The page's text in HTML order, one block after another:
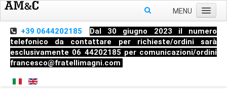
MENU
Home
Chi siamo
Prodotti
Pressione
+39 0644202185
Dal 30 giugno 2023 il numero
telefonico da contattare per richieste/ordini sarà
esclusivamente 06 44202185 per comunicazioni/ordini
francesco@fratellimagni.com